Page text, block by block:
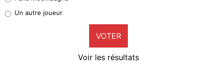
9%
Un autre joueur
VOTER
Voir les résultats